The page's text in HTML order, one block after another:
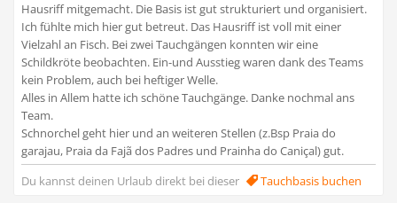
Hausriff mitgemacht. Die Basis ist gut strukturiert und organisiert.
Ich fühlte mich hier gut betreut. Das Hausriff ist voll mit einer
Vielzahl an Fisch. Bei zwei Tauchgängen konnten wir eine
Schildkröte beobachten. Ein-und Ausstieg waren dank des Teams
kein Problem, auch bei heftiger Welle.
Alles in Allem hatte ich schöne Tauchgänge. Danke nochmal ans
Team.
Schnorchel geht hier und an weiteren Stellen (z.Bsp Praia do
garajau, Praia da Fajã dos Padres und Prainha do Caniçal) gut.
Du kannst deinen Urlaub direkt bei dieser
Tauchbasis buchen